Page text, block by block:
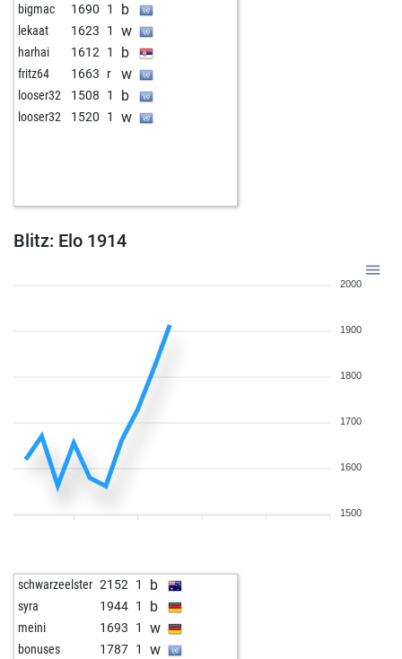
bigmac 1690 1 b
lekaat 1623 1 w
harhai 1612 1 b
fritz64 1663 r w
looser32 1508 1 b
looser32 1520 1 w
Blitz: Elo 1914
2000
1900
1800
1700
1600
1500
schwarzeelster 2152 1 b
syra 1944 1 b
meini 1693 1 w
bonuses 1787 1 w